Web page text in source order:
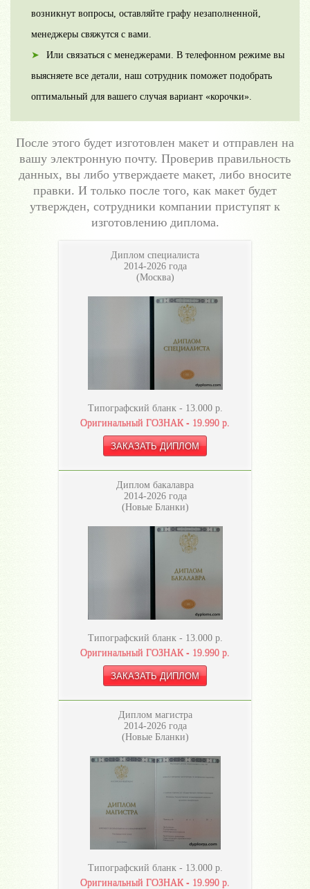
возникнут вопросы, оставляйте графу незаполненной,
менеджеры свяжутся с вами.
Или связаться с менеджерами. В телефонном режиме вы
выясняете все детали, наш сотрудник поможет подобрать
оптимальный для вашего случая вариант «корочки».
После этого будет изготовлен макет и отправлен на
вашу электронную почту. Проверив правильность
данных, вы либо утверждаете макет, либо вносите
правки. И только после того, как макет будет
утвержден, сотрудники компании приступят к
изготовлению диплома.
Диплом специалиста
2014-2026 года
(Москва)
Типографский бланк - 13.000р.
Оригинальный ГОЗНАК - 19.990 р.
Диплом бакалавра
2014-2026 года
(Новые Бланки)
Типографский бланк - 13.000р.
Оригинальный ГОЗНАК - 19.990 р.
Диплом магистра
2014-2026 года
(Новые Бланки)
Типографский бланк - 13.000р.
Оригинальный ГОЗНАК - 19.990 р.